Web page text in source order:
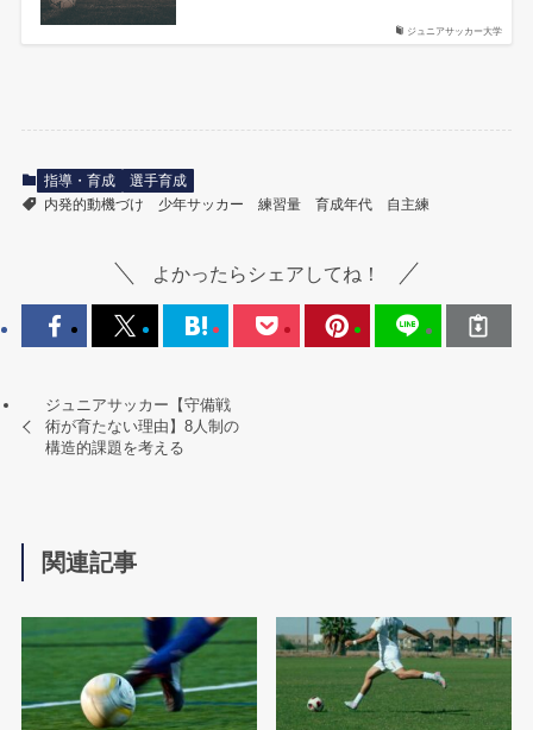
ジュニアサッカー大学
指導・育成
選手育成
内発的動機づけ
少年サッカー 練習量 育成年代 自主練
よかったらシェアしてね！
ジュニアサッカー【守備戦
術が育たない理由】8人制の
構造的課題を考える
関連記事